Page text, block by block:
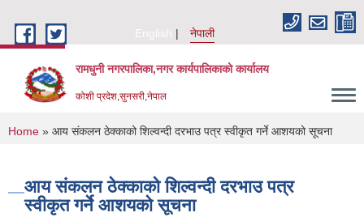
English
नेपाली
रामधुनी नगरपालिका,नगर कार्यपालिकाको कार्यालय
कोशी प्रदेश,सुनसरी,नेपाल
You are here
Home » आय संकलन ठेक्काको शिल्वन्दी दरभाउ पत्र स्वीकृत गर्ने आशयको सूचना
आय संकलन ठेक्काको शिल्वन्दी दरभाउ पत्र
स्वीकृत गर्ने आशयको सूचना